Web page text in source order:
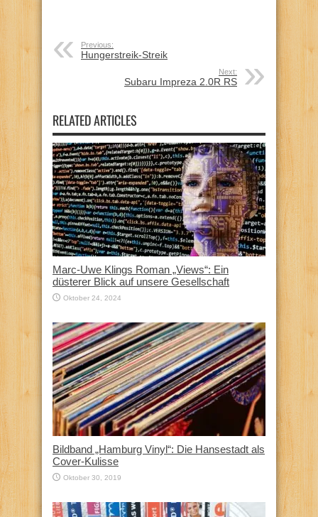
Previous:
Hungerstreik-Streik
Next:
Subaru Impreza 2.0R RS
RELATED ARTICLES
Marc-Uwe Klings Roman „Views“: Ein
düsterer Blick auf unsere Gesellschaft
Oktober 24, 2024
Bildband „Hamburg Vinyl“: Die Hansestadt als
Cover-Kulisse
Oktober 30, 2019